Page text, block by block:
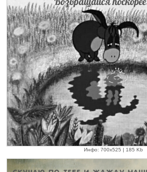
Инфо: 700х525 | 185 Kb